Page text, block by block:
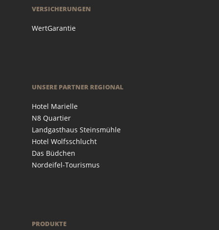
VERSICHERUNGEN
WertGarantie
UNSERE PARTNER REGIONAL
Hotel Marielle
N8 Quartier
Landgasthaus Steinsmühle
Hotel Wolfsschlucht
Das Büdchen
Nordeifel-Tourismus
PRODUKTE